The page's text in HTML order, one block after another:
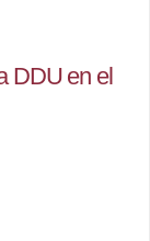
DDU en el